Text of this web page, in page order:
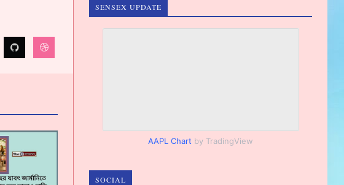
SENSEX UPDATE
AAPL Chart by TradingView
SOCIAL